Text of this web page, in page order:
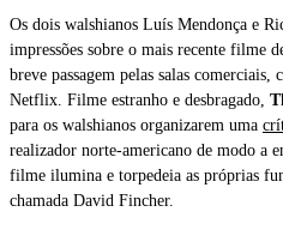
Os dois walshianos Luís Mendonça e
impressões sobre o mais recente filme
breve passagem pelas salas comerciais,
Netflix. Filme estranho e desbragado,
para os walshianos organizarem uma
realizador norte-americano de modo a
filme ilumina e torpedeia as próprias
chamada David Fincher.